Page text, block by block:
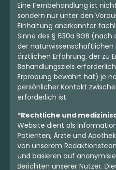
Eine Fernbehandlung ist
sondern nur unter den
Einhaltung anerkannter
Sinne des § 630a BGB
der naturwissenschaftlichen
ärztlichen Erfahrung, der zu
Behandlungsziels
Erprobung bewährt hat) je
persönlicher Kontakt
erforderlich ist.
*Rechtliche und
Website dient als
Patienten, Ärzte und
von unserem
und basieren auf
Berichten unserer Nutzer.